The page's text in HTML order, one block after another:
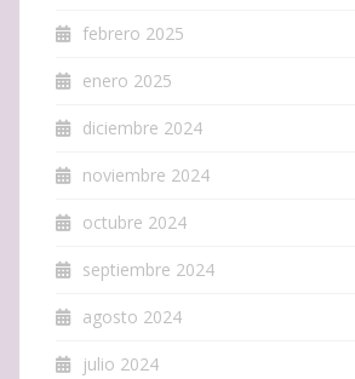
febrero 2025
enero 2025
diciembre 2024
noviembre 2024
octubre 2024
septiembre 2024
agosto 2024
julio 2024